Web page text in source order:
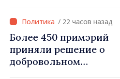
уверенность в том, что
Республика Молдова
движется в правильном
направлении»
/ 22 часов назад
Более 450 примэрий
приняли решение о
добровольном